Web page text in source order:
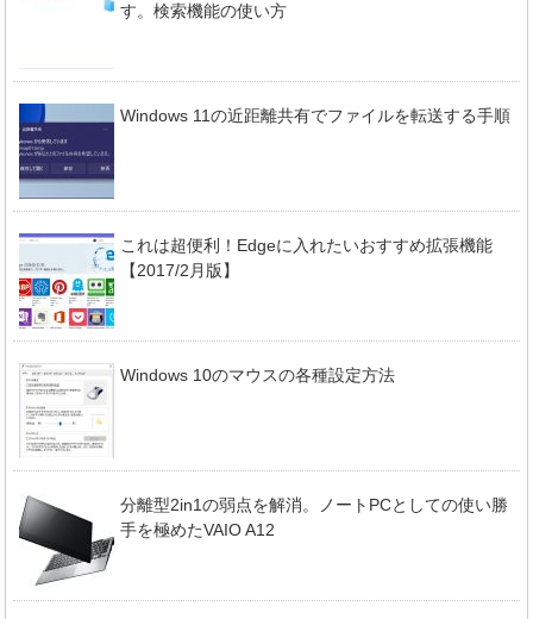
す。検索機能の使い方
Windows 11の近距離共有でファイルを転送する手順
これは超便利！Edgeに入れたいおすすめ拡張機能
【2017/2月版】
Windows 10のマウスの各種設定方法
分離型2in1の弱点を解消。ノートPCとしての使い勝
手を極めたVAIO A12